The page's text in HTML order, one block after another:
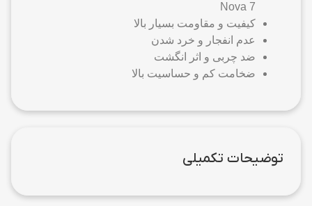
Nova 7
کیفیت و مقاومت بسیار بالا
عدم انفجار و خرد شدن
ضد چربی و اثر انگشت
ضخامت کم و حساسیت بالا
توضیحات تکمیلی